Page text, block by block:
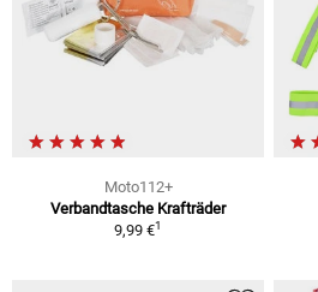
Moto112+
Verbandtasche Krafträder
9,99 €1